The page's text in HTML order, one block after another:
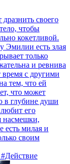
своего
чтобы
кокетливой.
Эмилии есть злая
только
и ревнива
время с другими
тем, что ей
что может
в глубине души
его
насмешки,
есть милая и
своим